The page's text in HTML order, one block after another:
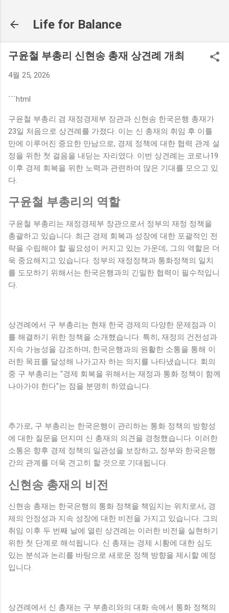
Life for Balance
구윤철 부총리 신현송 총재 상견례 개최
4월 25, 2026
```html
구윤철 부총리 겸 재정경제부 장관과 신현송 한국은행 총재가
23일 처음으로 상견례를 가졌다. 이는 신 총재의 취임 후 이틀
만에 이루어진 중요한 만남으로, 경제 정책에 대한 협력 관계 설
정을 위한 첫 걸음을 내딛는 자리였다. 이번 상견례는 코로나19
이후 경제 회복을 위한 노력과 관련하여 많은 기대를 모으고 있
다.
구윤철 부총리의 역할
구윤철 부총리는 재정경제부 장관으로서 정부의 재정 정책을
총괄하고 있습니다. 최근 경제 회복과 성장에 대한 포괄적인 전
략을 수립해야 할 필요성이 커지고 있는 가운데, 그의 역할은 더
욱 중요해지고 있습니다. 정부의 재정정책과 통화정책의 일치
를 도모하기 위해서는 한국은행과의 긴밀한 협력이 필수적입니
다.
상견례에서 구 부총리는 현재 한국 경제의 다양한 문제점과 이
를 해결하기 위한 정책을 소개했습니다. 특히, 재정의 건전성과
지속 가능성을 강조하며, 한국은행과의 원활한 소통을 통해 이
러한 목표를 달성해 나가고자 하는 의지를 나타냈습니다. 회의
중 구 부총리는 "경제 회복을 위해서는 재정과 통화 정책이 함께
나아가야 한다"는 점을 분명히 하였습니다.
추가로, 구 부총리는 한국은행이 관리하는 통화 정책의 방향성
에 대한 질문을 던지며 신 총재의 의견을 경청했습니다. 이러한
소통은 향후 경제 정책의 일관성을 보장하고, 정부와 한국은행
간의 관계를 더욱 견고히 할 것으로 기대됩니다.
신현송 총재의 비전
신현송 총재는 한국은행의 통화 정책을 책임지는 위치로서, 경
제의 안정성과 지속 성장에 대한 비전을 가지고 있습니다. 그의
취임 이후 두 번째 날에 열린 상견례는 이러한 비전을 실현하기
위한 첫 단계로 해석됩니다. 신 총재는 경제 시황에 대한 심도
있는 분석과 논리를 바탕으로 새로운 정책 방향을 제시할 예정
입니다.
상견례에서 신 총재는 구 부총리와의 대화 속에서 통화 정책의